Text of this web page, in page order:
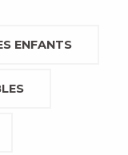
ENFANTS